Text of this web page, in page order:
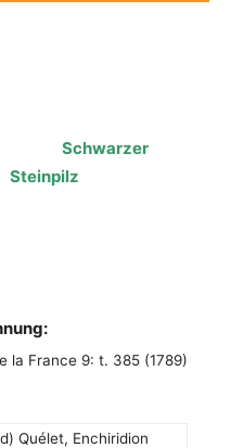
Schwarzer
Steinpilz
la France 9: t. 385 (1789)
Quélet, Enchiridion